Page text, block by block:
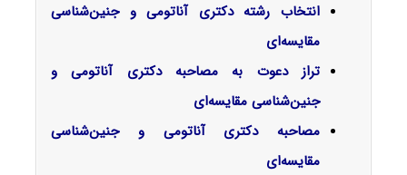
انتخاب رشته دکتری آناتومی و جنین‌شناسی
مقایسه‌ای
تراز دعوت به مصاحبه دکتری آناتومی و
جنین‌شناسی مقایسه‌ای
مصاحبه دکتری آناتومی و جنین‌شناسی
مقایسه‌ای